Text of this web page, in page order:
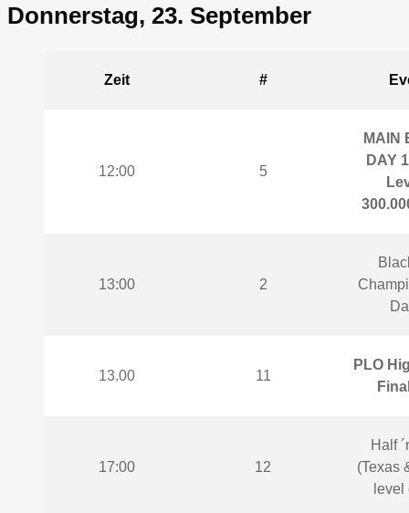
Donnerstag, 23. September
Zeit #
12:00 5
MAIN
DAY
13:00 2
13.00 11
PLO
17:00 12
Half
(Texas
level